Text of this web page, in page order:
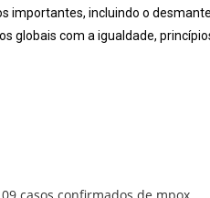
importantes, incluindo o
globais com a igualdade,